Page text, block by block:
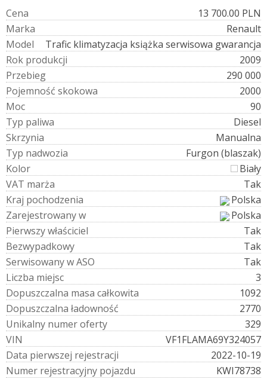
Cena
13 700.00 PLN
Marka
Renault
Model
Trafic klimatyzacja książka serwisowa gwarancja
Rok produkcji
2009
Przebieg
290 000
Pojemność skokowa
2000
Moc
90
Typ paliwa
Diesel
Skrzynia
Manualna
Typ nadwozia
Furgon (blaszak)
Kolor
Biały
VAT marża
Tak
Kraj pochodzenia
Polska
Zarejestrowanyw
Polska
Pierwszywłaściciel
Tak
Bezwypadkowy
Tak
SerwisowanywASO
Tak
Liczba miejsc
3
Dopuszczalna masa całkowita
1092
Dopuszczalna ładowność
2770
Unikalny numeroferty
329
VIN
VF1FLAMA69Y324057
Data pierwszej rejestracji
2022-10-19
Numer rejestracyjny pojazdu KWI78738